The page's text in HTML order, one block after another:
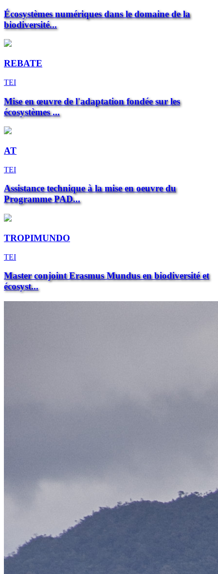
Écosystèmes numériques dans le domaine de la
biodiversité...
REBATE
TEI
Mise en œuvre de l'adaptation fondée sur les
écosystèmes ...
AT
TEI
Assistance technique à la mise en oeuvre du
Programme PAD...
TROPIMUNDO
TEI
Master conjoint Erasmus Mundus en biodiversité et
écosyst...